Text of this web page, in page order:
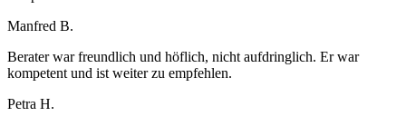
Manfred B.
Berater war freundlich und höflich, nicht aufdringlich. Er war
kompetent und ist weiter zu empfehlen.
Petra H.